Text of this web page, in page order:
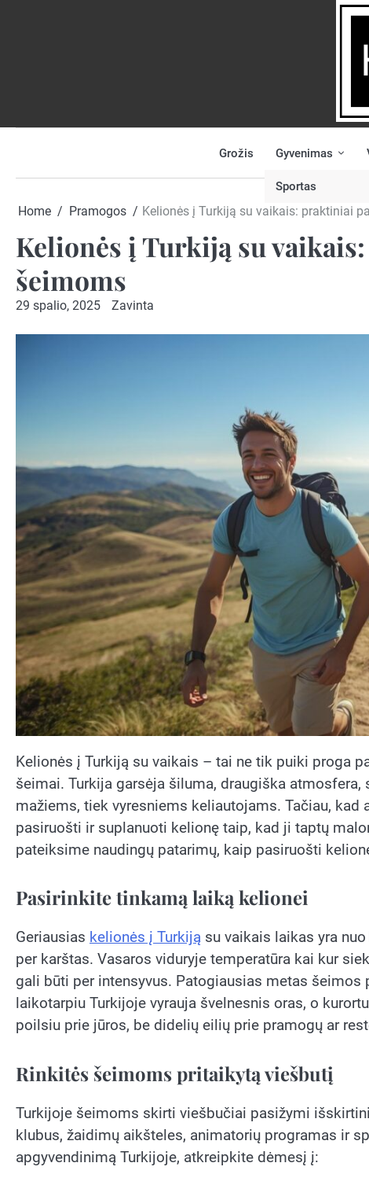
NAUJIENĄ
Grožis Gyvenimas
Sportas
Home Pramogos Kelionės į Turkiją su vaikais: praktiniai
Kelionės į Turkiją su
šeimoms
29 spalio, 2025 Zavinta
Kelionės į Turkiją su vaikais – tai ne tik puiki proga
šeimai. Turkija garsėja šiluma, draugiška
mažiems, tiek vyresniems keliautojams. Tačiau,
pasiruošti ir suplanuoti kelionę taip, kad ji taptų
pateiksime naudingų patarimų, kaip pasiruošti
Pasirinkite tinkamą laiką kelionei
Geriausias kelionės į Turkiją su vaikais laikas yra
per karštas. Vasaros viduryje temperatūra kai kur
gali būti per intensyvus. Patogiausias metas
laikotarpiu Turkijoje vyrauja švelnesnis oras, o
poilsiu prie jūros, be didelių eilių prie pramogų ar
Rinkitės šeimoms pritaikytą viešbutį
Turkijoje šeimoms skirti viešbučiai pasižymi
klubus, žaidimų aikšteles, animatorių programas ir
apgyvendinimą Turkijoje, atkreipkite dėmesį į: